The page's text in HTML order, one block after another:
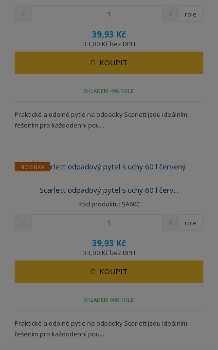
39,93 Kč
33,00 Kč bez DPH
role
KOUPIT
SKLADEM 496 ROLE
Praktické a odolné pytle na odpadky Scarlett jsou ideálním
řešením pro každodenní pou...
NOVINKA
Scarlett odpadový pytel s uchy 60 l červ...
Kód produktu: SA60C
39,93 Kč
33,00 Kč bez DPH
role
KOUPIT
SKLADEM 608 ROLE
Praktické a odolné pytle na odpadky Scarlett jsou ideálním
řešením pro každodenní pou...